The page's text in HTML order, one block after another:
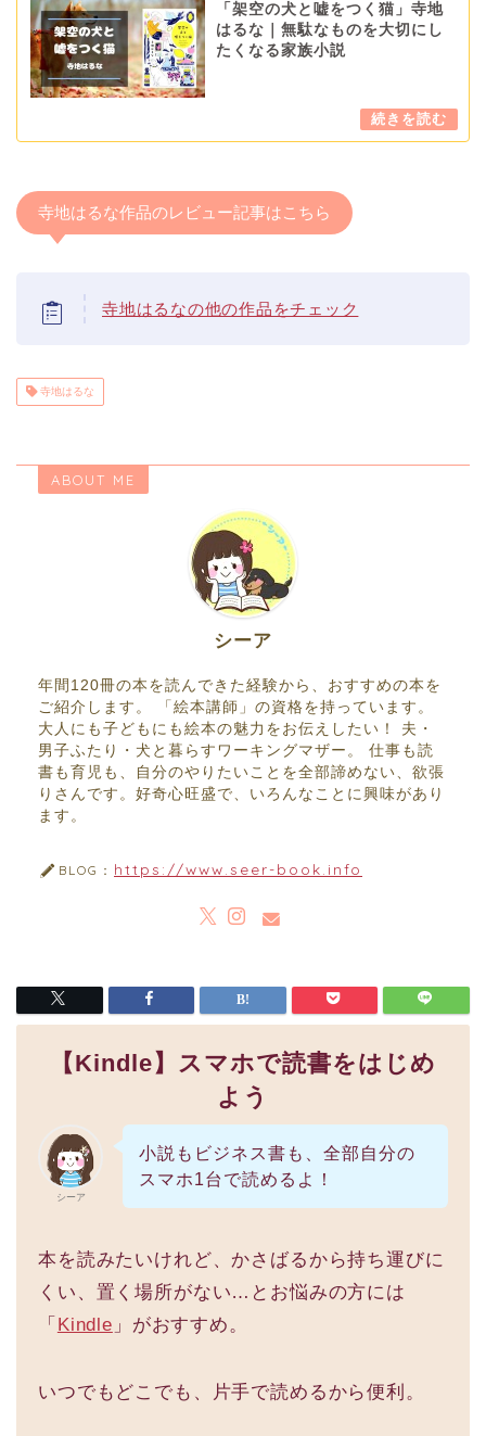
「架空の犬と嘘をつく猫」寺地
はるな｜無駄なものを大切にし
たくなる家族小説
寺地はるな作品のレビュー記事はこちら
寺地はるなの他の作品をチェック
寺地はるな
ABOUT ME
シーア
年間120冊の本を読んできた経験から、おすすめの本を
ご紹介します。 「絵本講師」の資格を持っています。
大人にも子どもにも絵本の魅力をお伝えしたい！ 夫・
男子ふたり・犬と暮らすワーキングマザー。 仕事も読
書も育児も、自分のやりたいことを全部諦めない、欲張
りさんです。好奇心旺盛で、いろんなことに興味があり
ます。
BLOG： https://www.seer-book.info
【Kindle】スマホで読書をはじめ
よう
シーア
小説もビジネス書も、全部自分の
スマホ1台で読めるよ！
本を読みたいけれど、かさばるから持ち運びに
くい、置く場所がない…とお悩みの方には
「 Kindle 」がおすすめ。
いつでもどこでも、片手で読めるから便利。